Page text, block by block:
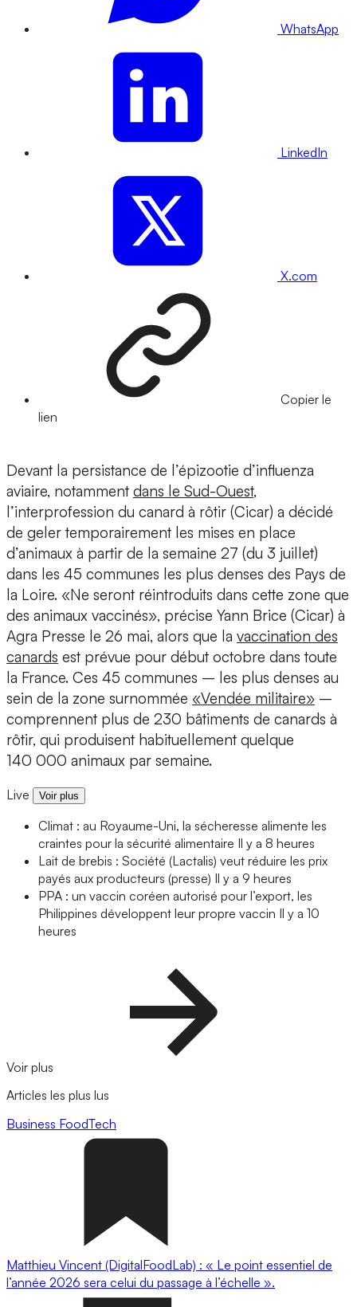
WhatsApp
LinkedIn
X.com
Copier le
lien
Devant la persistance de l’épizootie d’influenza
aviaire, notamment dans le Sud-Ouest,
l’interprofession du canard à rôtir (Cicar) a décidé
de geler temporairement les mises en place
d’animaux à partir de la semaine 27 (du 3 juillet)
dans les 45 communes les plus denses des Pays de
la Loire. «Ne seront réintroduits dans cette zone que
des animaux vaccinés», précise Yann Brice (Cicar) à
Agra Presse le 26 mai, alors que la vaccination des
canards est prévue pour début octobre dans toute
la France. Ces 45 communes – les plus denses au
sein de la zone surnommée «Vendée militaire» –
comprennent plus de 230 bâtiments de canards à
rôtir, qui produisent habituellement quelque
140 000 animaux par semaine.
Live Voir plus
Climat : au Royaume-Uni, la sécheresse alimente les
craintes pour la sécurité alimentaire Il y a 8 heures
Lait de brebis : Société (Lactalis) veut réduire les prix
payés aux producteurs (presse) Il y a 9 heures
PPA : un vaccin coréen autorisé pour l’export, les
Philippines développent leur propre vaccin Il y a 10
heures
Voir plus
Articles les plus lus
Business FoodTech
Matthieu Vincent (DigitalFoodLab) : « Le point essentiel de
l’année 2026 sera celui du passage à l’échelle ».